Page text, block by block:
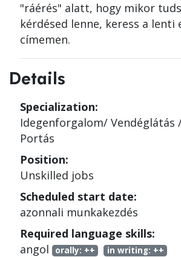
"ráérés" alatt, hogy mikor
kérdésed lenne, keress a lenti
címemen.
Details
Specialization:
Idegenforgalom/ Vendéglátás
Portás
Position:
Unskilled jobs
Scheduled start date:
azonnali munkakezdés
Required language skills:
angol
orally: ++ in writing: ++